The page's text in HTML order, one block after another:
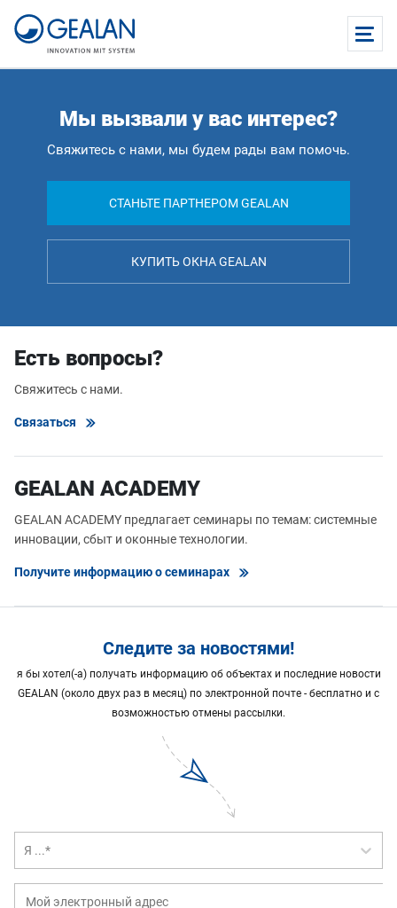
Мы вызвали у вас интерес?
Свяжитесь с нами, мы будем рады вам помочь.
СТАНЬТЕ ПАРТНЕРОМ GEALAN
КУПИТЬ ОКНА GEALAN
Есть вопросы?
Свяжитесь с нами.
Связаться
GEALAN ACADEMY
GEALAN ACADEMY предлагает семинары по темам: системные
инновации, сбыт и оконные технологии.
Получите информацию о семинарах
Следите за новостями!
я бы хотел(-а) получать информацию об объектах и последние новости
GEALAN (около двух раз в месяц) по электронной почте - бесплатно и с
возможностью отмены рассылки.
Я ...*